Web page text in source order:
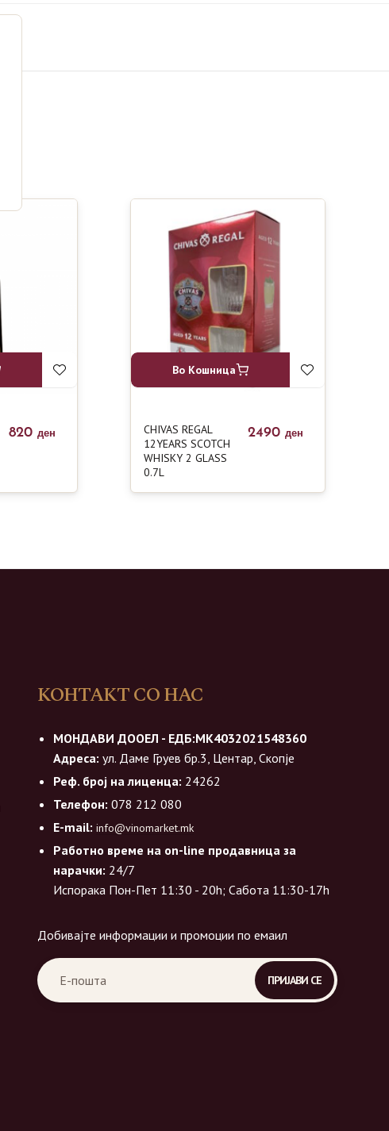
820 ден
Во Кошница
CHIVAS REGAL
12YEARS SCOTCH
WHISKY 2 GLASS
0.7L
2490 ден
КОНТАКТ СО НАС
МОНДАВИ ДООЕЛ - ЕДБ:МК4032021548360
Адреса: ул. Даме Груев бр.3, Центар, Скопје
Реф. број на лиценца: 24262
Телефон: 078 212 080
E-mail: info@vinomarket.mk
Работно време на on-line продавница за
нарачки: 24/7
Испорака Пон-Пет 11:30 - 20h; Сабота 11:30-17h
Добивајте информации и промоции по емаил